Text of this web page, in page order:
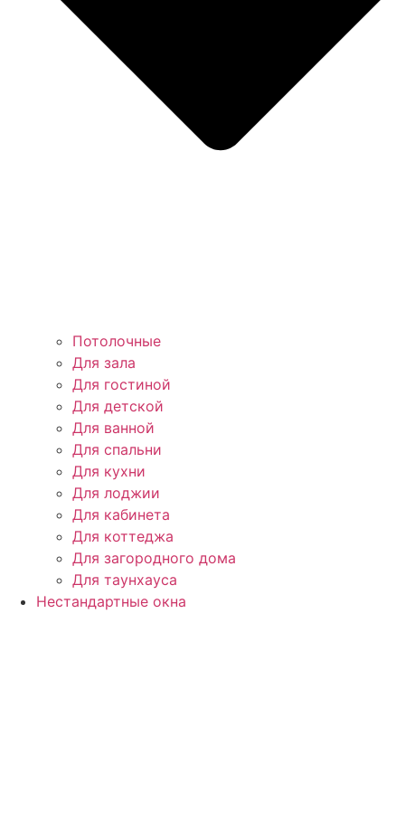
Потолочные
Для зала
Для гостиной
Для детской
Для ванной
Для спальни
Для кухни
Для лоджии
Для кабинета
Для коттеджа
Для загородного дома
Для таунхауса
Нестандартные окна